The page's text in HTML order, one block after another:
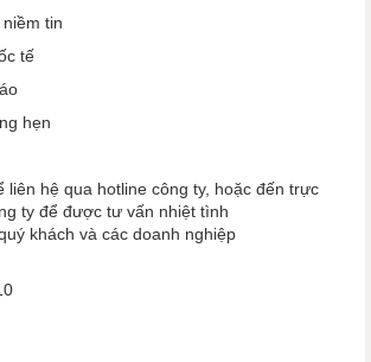
tin
tế
hẹn
liên hệ qua hotline công ty, hoặc đến trực
ty để được tư vấn nhiệt tình
khách và các doanh nghiệp